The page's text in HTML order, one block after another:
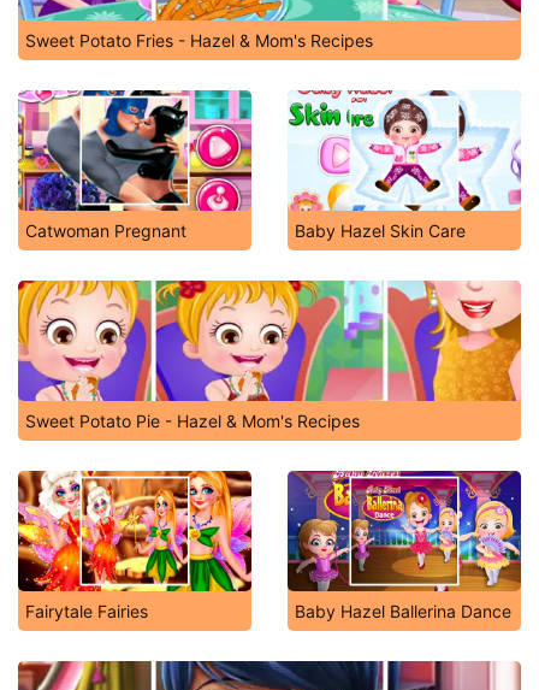
Sweet Potato Fries - Hazel & Mom's Recipes
Catwoman Pregnant Baby Hazel Skin Care
Sweet Potato Pie - Hazel & Mom's Recipes
Fairytale Fairies Baby Hazel Ballerina Dance